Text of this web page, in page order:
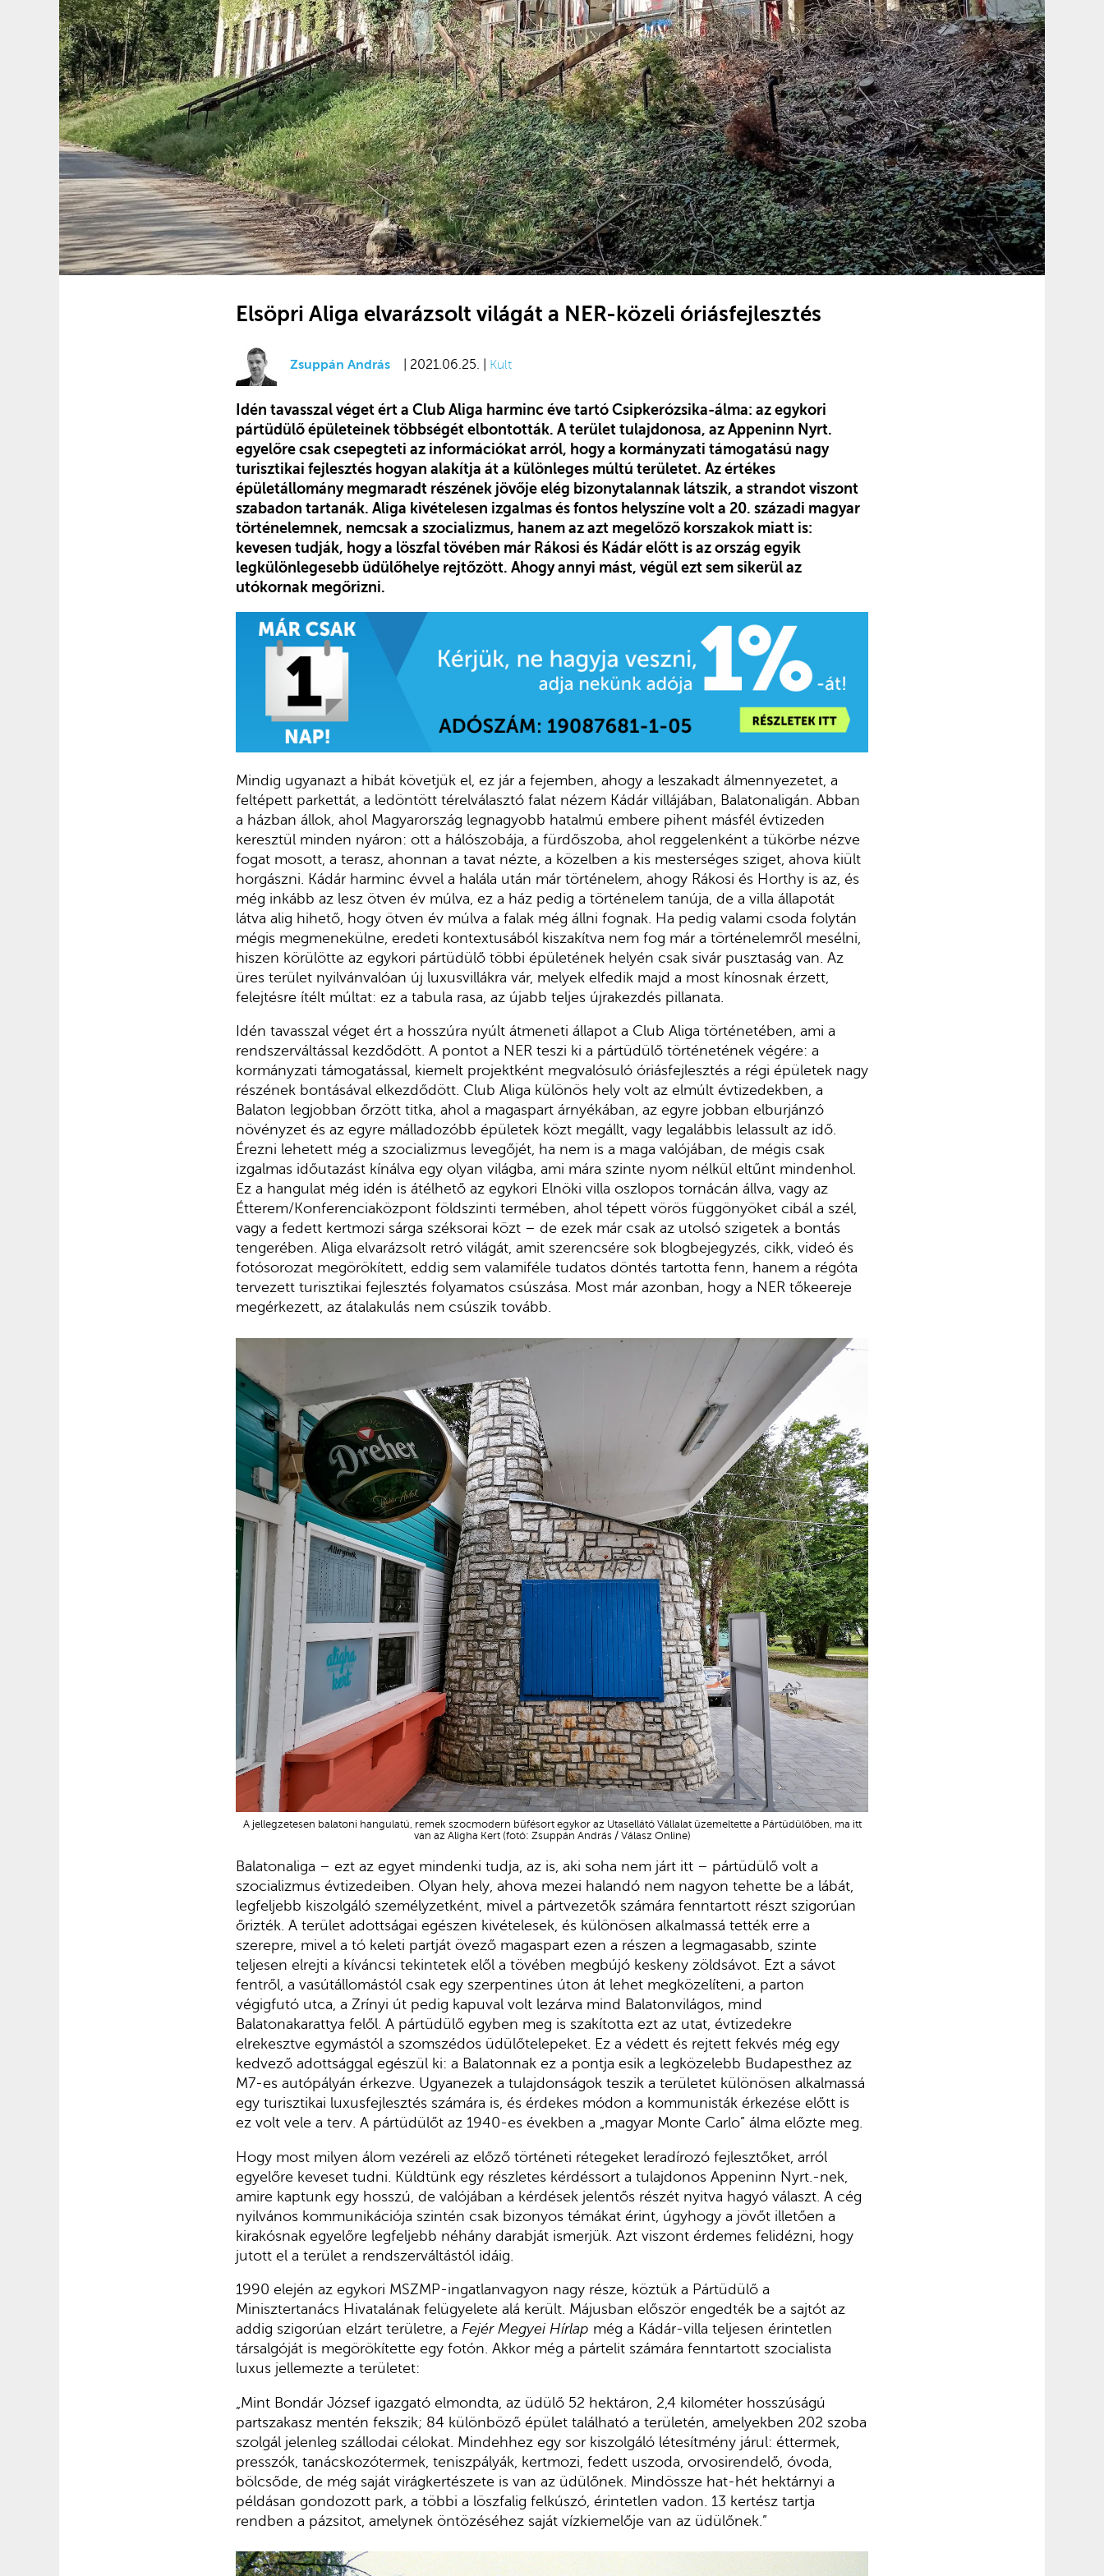
Elsöpri Aliga elvarázsolt világát a NER-közeli óriásfejlesztés
Zsuppán András | 2021.06.25. | Kult
Idén tavasszal véget ért a Club Aliga harminc éve tartó Csipkerózsika-álma: az egykori
pártüdülő épületeinek többségét elbontották. A terület tulajdonosa, az Appeninn Nyrt.
egyelőre csak csepegteti az információkat arról, hogy a kormányzati támogatású nagy
turisztikai fejlesztés hogyan alakítja át a különleges múltú területet. Az értékes
épületállomány megmaradt részének jövője elég bizonytalannak látszik, a strandot viszont
szabadon tartanák. Aliga kivételesen izgalmas és fontos helyszíne volt a 20. századi magyar
történelemnek, nemcsak a szocializmus, hanem az azt megelőző korszakok miatt is:
kevesen tudják, hogy a löszfal tövében már Rákosi és Kádár előtt is az ország egyik
legkülönlegesebb üdülőhelye rejtőzött. Ahogy annyi mást, végül ezt sem sikerül az
utókornak megőrizni.
Mindig ugyanazt a hibát követjük el, ez jár a fejemben, ahogy a leszakadt álmennyezetet, a
feltépett parkettát, a ledöntött térelválasztó falat nézem Kádár villájában, Balatonaligán. Abban
a házban állok, ahol Magyarország legnagyobb hatalmú embere pihent másfél évtizeden
keresztül minden nyáron: ott a hálószobája, a fürdőszoba, ahol reggelenként a tükörbe nézve
fogat mosott, a terasz, ahonnan a tavat nézte, a közelben a kis mesterséges sziget, ahova kiült
horgászni. Kádár harminc évvel a halála után már történelem, ahogy Rákosi és Horthy is az, és
még inkább az lesz ötven év múlva, ez a ház pedig a történelem tanúja, de a villa állapotát
látva alig hihető, hogy ötven év múlva a falak még állni fognak. Ha pedig valami csoda folytán
mégis megmenekülne, eredeti kontextusából kiszakítva nem fog már a történelemről mesélni,
hiszen körülötte az egykori pártüdülő többi épületének helyén csak sivár pusztaság van. Az
üres terület nyilvánvalóan új luxusvillákra vár, melyek elfedik majd a most kínosnak érzett,
felejtésre ítélt múltat: ez a tabula rasa, az újabb teljes újrakezdés pillanata.
Idén tavasszal véget ért a hosszúra nyúlt átmeneti állapot a Club Aliga történetében, ami a
rendszerváltással kezdődött. A pontot a NER teszi ki a pártüdülő történetének végére: a
kormányzati támogatással, kiemelt projektként megvalósuló óriásfejlesztés a régi épületek nagy
részének bontásával elkezdődött. Club Aliga különös hely volt az elmúlt évtizedekben, a
Balaton legjobban őrzött titka, ahol a magaspart árnyékában, az egyre jobban elburjánzó
növényzet és az egyre málladozóbb épületek közt megállt, vagy legalábbis lelassult az idő.
Érezni lehetett még a szocializmus levegőjét, ha nem is a maga valójában, de mégis csak
izgalmas időutazást kínálva egy olyan világba, ami mára szinte nyom nélkül eltűnt mindenhol.
Ez a hangulat még idén is átélhető az egykori Elnöki villa oszlopos tornácán állva, vagy az
Étterem/Konferenciaközpont földszinti termében, ahol tépett vörös függönyöket cibál a szél,
vagy a fedett kertmozi sárga széksorai közt – de ezek már csak az utolsó szigetek a bontás
tengerében. Aliga elvarázsolt retró világát, amit szerencsére sok blogbejegyzés, cikk, videó és
fotósorozat megörökített, eddig sem valamiféle tudatos döntés tartotta fenn, hanem a régóta
tervezett turisztikai fejlesztés folyamatos csúszása. Most már azonban, hogy a NER tőkeereje
megérkezett, az átalakulás nem csúszik tovább.
A jellegzetesen balatoni hangulatú, remek szocmodern büfésort egykor az Utasellátó Vállalat üzemeltette a Pártüdülőben, ma itt
van az Aligha Kert (fotó: Zsuppán András / Válasz Online)
Balatonaliga – ezt az egyet mindenki tudja, az is, aki soha nem járt itt – pártüdülő volt a
szocializmus évtizedeiben. Olyan hely, ahova mezei halandó nem nagyon tehette be a lábát,
legfeljebb kiszolgáló személyzetként, mivel a pártvezetők számára fenntartott részt szigorúan
őrizték. A terület adottságai egészen kivételesek, és különösen alkalmassá tették erre a
szerepre, mivel a tó keleti partját övező magaspart ezen a részen a legmagasabb, szinte
teljesen elrejti a kíváncsi tekintetek elől a tövében megbújó keskeny zöldsávot. Ezt a sávot
fentről, a vasútállomástól csak egy szerpentines úton át lehet megközelíteni, a parton
végigfutó utca, a Zrínyi út pedig kapuval volt lezárva mind Balatonvilágos, mind
Balatonakarattya felől. A pártüdülő egyben meg is szakította ezt az utat, évtizedekre
elrekesztve egymástól a szomszédos üdülőtelepeket. Ez a védett és rejtett fekvés még egy
kedvező adottsággal egészül ki: a Balatonnak ez a pontja esik a legközelebb Budapesthez az
M7-es autópályán érkezve. Ugyanezek a tulajdonságok teszik a területet különösen alkalmassá
egy turisztikai luxusfejlesztés számára is, és érdekes módon a kommunisták érkezése előtt is
ez volt vele a terv. A pártüdülőt az 1940-es években a „magyar Monte Carlo” álma előzte meg.
Hogy most milyen álom vezéreli az előző történeti rétegeket leradírozó fejlesztőket, arról
egyelőre keveset tudni. Küldtünk egy részletes kérdéssort a tulajdonos Appeninn Nyrt.-nek,
amire kaptunk egy hosszú, de valójában a kérdések jelentős részét nyitva hagyó választ. A cég
nyilvános kommunikációja szintén csak bizonyos témákat érint, úgyhogy a jövőt illetően a
kirakósnak egyelőre legfeljebb néhány darabját ismerjük. Azt viszont érdemes felidézni, hogy
jutott el a terület a rendszerváltástól idáig.
1990 elején az egykori MSZMP-ingatlanvagyon nagy része, köztük a Pártüdülő a
Minisztertanács Hivatalának felügyelete alá került. Májusban először engedték be a sajtót az
addig szigorúan elzárt területre, a Fejér Megyei Hírlap még a Kádár-villa teljesen érintetlen
társalgóját is megörökítette egy fotón. Akkor még a pártelit számára fenntartott szocialista
luxus jellemezte a területet:
„Mint Bondár József igazgató elmondta, az üdülő 52 hektáron, 2,4 kilométer hosszúságú
partsza­kasz mentén fekszik; 84 külön­böző épület található a területén, amelyekben 202 szoba
szolgál je­lenleg szállodai célokat. Mindeh­hez egy sor kiszolgáló létesít­mény járul: éttermek,
presszók, tanácskozótermek, teniszpályák, kertmozi, fedett uszoda, orvosirendelő, óvoda,
bölcsőde, de még saját virágkertészete is van az üdülőnek. Mindössze hat-­hét hektárnyi a
példásan gondo­zott park, a többi a löszfalig felkúszó, érintetlen vadon. 13 kertész tartja
rendben a pázsitot, amely­nek öntözéséhez saját vízkiemelője van az üdülőnek.”